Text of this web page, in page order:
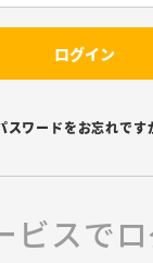
ログイン
スワードをお忘れです
ビスでロ